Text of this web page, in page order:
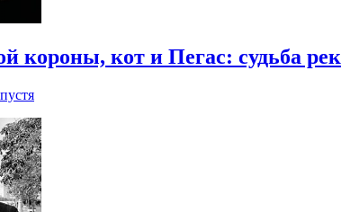
короны, кот и Пегас: судьба